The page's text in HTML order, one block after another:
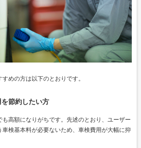
めの方は以下のとおりです。
節約したい方
高額になりがちです。先述のとおり、ユーザー
検基本料が必要ないため、車検費用が大幅に抑